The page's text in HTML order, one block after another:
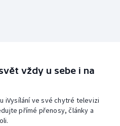
vždy u sebe i na
iVysílání ve své chytré televizi
přímé přenosy, články a